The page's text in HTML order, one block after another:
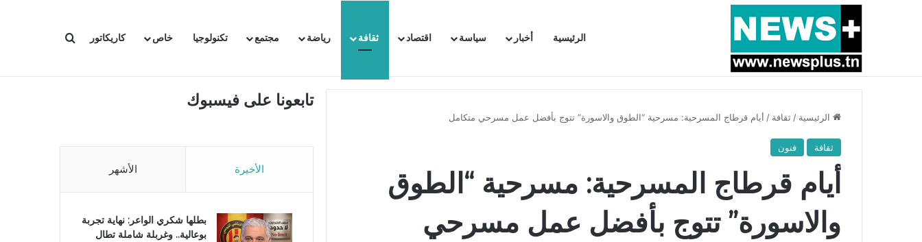
الرئيسية أخبار سياسة اقتصاد ثقافة رياضة مجتمع تكنولوجيا خاص كاريكاتور بحث عن
أخبار عاجلة بسبب المرزوقي وبتكليف من سعيّد: الخارجية تستدعي السفيرة الفرنسية بتونس وتبلغها احتجاجا شديد اللهجة !!
الرئيسية / ثقافة / أيام قرطاج المسرحية: مسرحية “الطوق والاسورة” تتوج بأفضل عمل مسرحي متكامل
ثقافة فنون
أيام قرطاج المسرحية: مسرحية “الطوق
والاسورة” تتوج بأفضل عمل مسرحي
تابعونا على فيسبوك
الأخيرة الأشهر
بطلها شكري الواعر: نهاية تجربة
بوعالية.. وغربلة شاملة تطال